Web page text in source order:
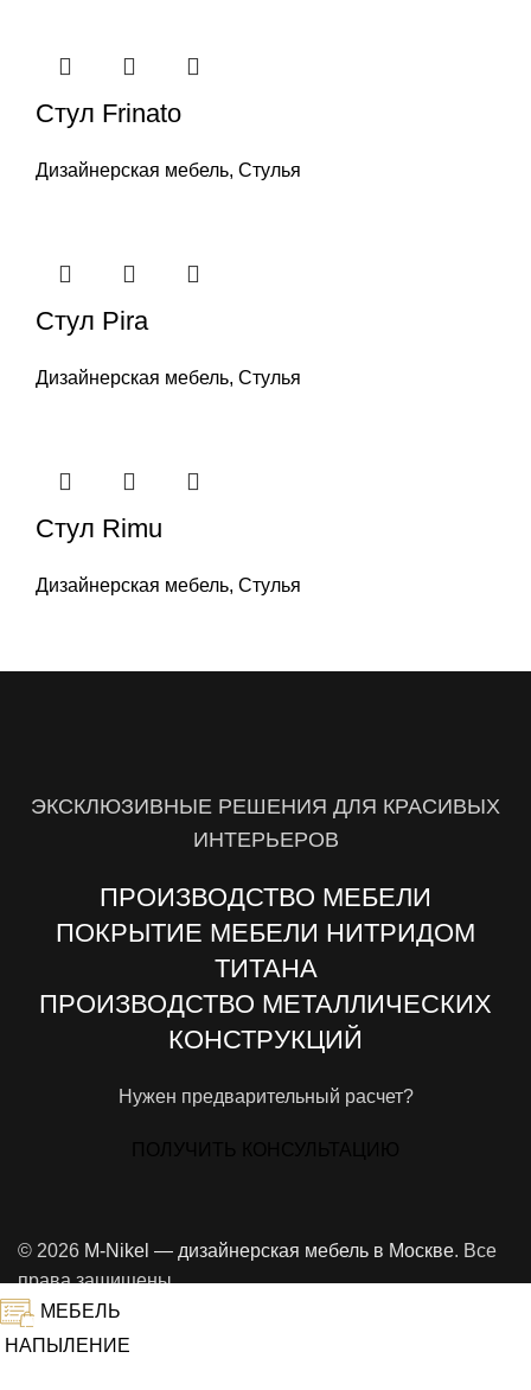
Стул Frinato
Дизайнерская мебель, Стулья
Стул Pira
Дизайнерская мебель, Стулья
Стул Rimu
Дизайнерская мебель, Стулья
ЭКСКЛЮЗИВНЫЕ РЕШЕНИЯ ДЛЯ КРАСИВЫХ
ИНТЕРЬЕРОВ
ПРОИЗВОДСТВО МЕБЕЛИ
ПОКРЫТИЕ МЕБЕЛИ НИТРИДОМ
ТИТАНА
ПРОИЗВОДСТВО МЕТАЛЛИЧЕСКИХ
КОНСТРУКЦИЙ
Нужен предварительный расчет?
© 2026 M-Nikel — дизайнерская мебель в Москве. Все
права защищены
МЕБЕЛЬ
НАПЫЛЕНИЕ